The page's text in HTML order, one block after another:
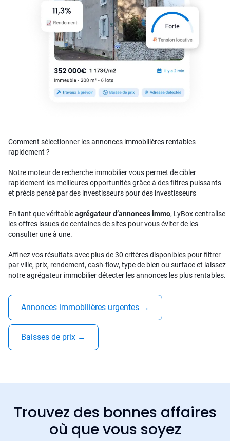
Comment sélectionner les annonces immobilières rentables
rapidement ?
Notre moteur de recherche immobilier vous permet de cibler
rapidement les meilleures opportunités grâce à des filtres puissants
et précis pensé par des investisseurs pour des investisseurs
En tant que véritableagrégateur d’annonces immo, LyBox centralise
les offres issues de centaines de sites pour vous éviter de les
consulter une à une.
Affinez vos résultats avec plus de 30 critères disponibles pour filtrer
par ville, prix, rendement, cash-flow, type de bien ou surface et laissez
notre agrégateur immobilier détecter les annonces les plus rentables.
Annonces immobilières urgentes →
Baisses de prix →
Trouvez des bonnes affaires
où que vous soyez